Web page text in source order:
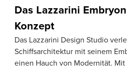
Das Lazzarini
Konzept
Das Lazzarini Design Studio
Schiffsarchitektur mit seinem
einen Hauch von Modernität.